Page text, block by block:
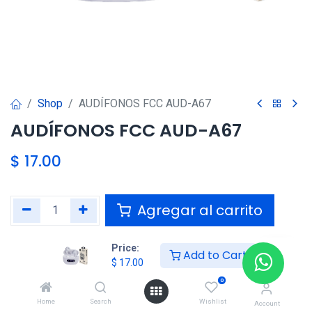
Price:
$ 17.00 Add to Cart
Home Search
0
Wishlist Account
Shop AUDÍFONOS FCC AUD-A67
AUDÍFONOS FCC AUD-A67
$ 17.00
Agregar al carrito
Agregar a la lista de deseos
Compartir :